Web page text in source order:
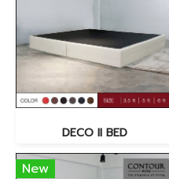
DECO II BED
New